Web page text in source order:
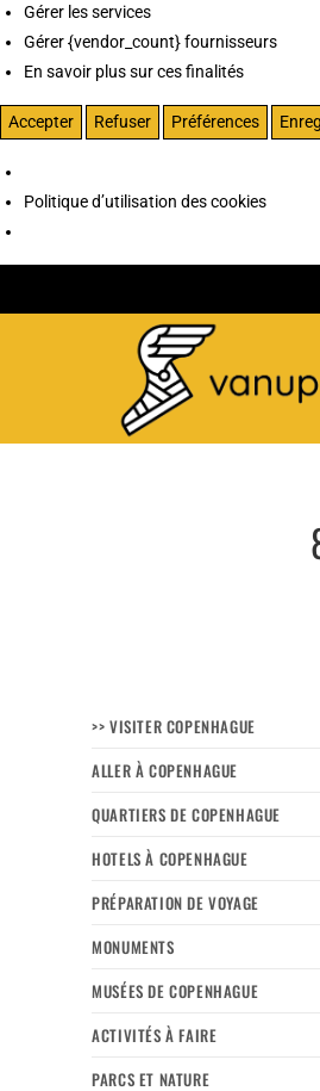
Gérer les services
Gérer {vendor_count} fournisseurs
En savoir plus sur ces finalités
Accepter Refuser Préférences
Politique d’utilisation des cookies
>> VISITER COPENHAGUE
ALLER À COPENHAGUE
QUARTIERS DE COPENHAGUE
HOTELS À COPENHAGUE
PRÉPARATION DE VOYAGE
MONUMENTS
MUSÉES DE COPENHAGUE
ACTIVITÉS À FAIRE
PARCS ET NATURE